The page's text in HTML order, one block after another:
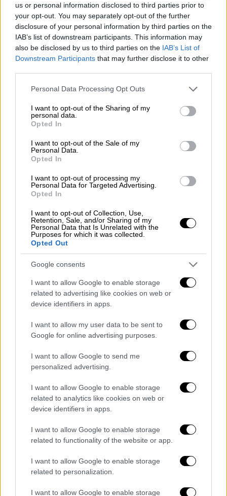
us or personal information disclosed to third parties prior to
your opt-out. You may separately opt-out of the further
disclosure of your personal information by third parties on the
IAB’s list of downstream participants. This information may
also be disclosed by us to third parties on the IAB’s List of
Downstream Participants that may further disclose it to other
Please note that this website/app uses one or more Google
not limited to your visit or usage behaviour. You may click to
grant or deny consent to Google and its third-party tags to
use your data for below specified purposes in below Google
consent section.
Personal Data Processing Opt Outs
I want to opt-out of the Sharing of my
personal data.
Opted In
I want to opt-out of the Sale of my
Personal Data.
Opted In
I want to opt-out of processing my
Personal Data for Targeted Advertising.
Opted In
I want to opt-out of Collection, Use,
Retention, Sale, and/or Sharing of my
Personal Data that Is Unrelated with the
Purposes for which it was collected.
Opted Out
Google consents
I want to allow Google to enable storage
related to advertising like cookies on web or
device identifiers in apps.
I want to allow my user data to be sent to
Google for online advertising purposes.
I want to allow Google to send me
personalized advertising.
I want to allow Google to enable storage
related to analytics like cookies on web or
device identifiers in apps.
I want to allow Google to enable storage
related to functionality of the website or app.
I want to allow Google to enable storage
related to personalization.
I want to allow Google to enable storage
Κόσμος|06.09.2024 12:35
Τρόμος για γυναίκα στη Φλόριντα:
Πήγε να την απαγάγει έξω από
σούπερ μάρκετ - «Θα σου κόψω τον
Η κάμερα ασφαλείας, στις
18 Ιουλίου,
κατέγραψε τον
Jaldin,στο εμπορικό κέντρο Fair Oaks, να
αρπάζει το μικρό κορίτσι
δημοσιότητα το γραφείο του σερίφη της
κομητείας Fairfax.
Ισχυρίστηκε πως προσπαθούσε να
βοηθήσει το κοριτσάκι
Το παιδί διέφυγε της προσοχής του πατέρα
του. Ο τελευταίος, κάλεσε τη σύζυγό του, η
οποία εκείνη την ώρα ψώνιζε, ωστόσο
εντόπισε τον Jaldin νακουβαλά το μικρό
κορίτσι στον δεύτερο όροφο του
καταστήματος.Ο 26χρονοςδεν έφερε
αντίσταση και παρέδωσε το παιδί.
βοηθήσει το κοριτσάκινα βρει τους γονείς
του. Διέφυγε από το εμπορικό κέντρο με
αυτοκίνητο που είχε κλέψει από τοπικό
συνεργείο το οποίο και εντοπίστηκε λίγο
αργότερα από την αστυνομία σε ξενοδοχείο.
Ο άνδρας συνελήφθη. Ο κατηγορούμενος,
σύμφωνα με δικαστικά έγγραφα, έχει